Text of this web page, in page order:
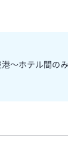
～ホテル間